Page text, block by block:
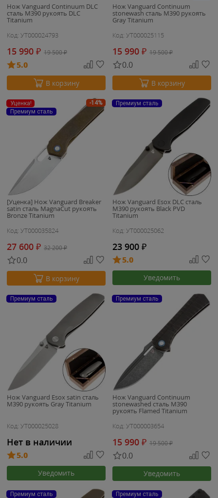
Нож Vanguard Continuum DLC
сталь M390 рукоять DLC
Titanium
Код: УТ000024793
15 990 ₽ 19 500₽
5.0
В корзину
Нож Vanguard Continuum
stonewash сталь M390 рукоять
Gray Titanium
Код: УТ000025115
15 990 ₽ 19 500₽
0.0
В корзину
-14%
Уценка!
Премиум сталь
[Уценка] Нож Vanguard Breaker
satin сталь MagnaCut рукоять
Bronze Titanium
Код: УТ000035824
27 600 ₽ 32 200₽
0.0
В корзину
Премиум сталь
Нож Vanguard Esox DLC сталь
M390 рукоять Black PVD
Titanium
Код: УТ000025062
23 900 ₽
5.0
Уведомить
Премиум сталь
Нож Vanguard Esox satin сталь
M390 рукоять Gray Titanium
Код: УТ000025028
Нет в наличии
5.0
Уведомить
Премиум сталь
Нож Vanguard Continuum
stonewashed сталь M390
рукоять Flamed Titanium
Код: УТ000003654
15 990 ₽ 19 500₽
0.0
Уведомить
Премиум сталь Премиум сталь